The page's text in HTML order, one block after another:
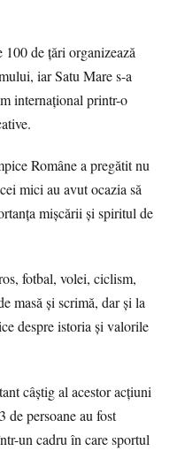
de țări organizează
iar Satu Mare s-a
internațional printr-o
Române a pregătit nu
mici au avut ocazia să
mișcării și spiritul de
fotbal, volei, ciclism,
masă și scrimă, dar și la
despre istoria și valorile
câștig al acestor acțiuni
de persoane au fost
un cadru în care sportul